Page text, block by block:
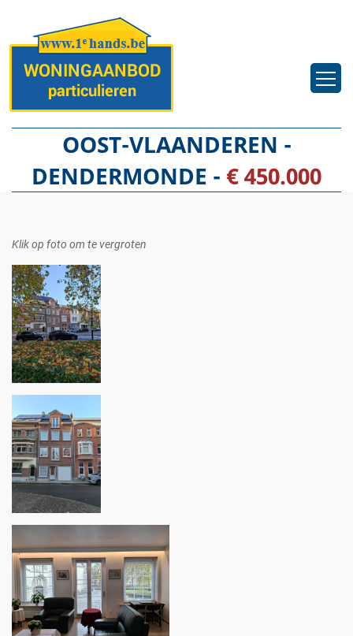
OOST-VLAANDEREN -
DENDERMONDE - € 450.000
Klik op foto om te vergroten